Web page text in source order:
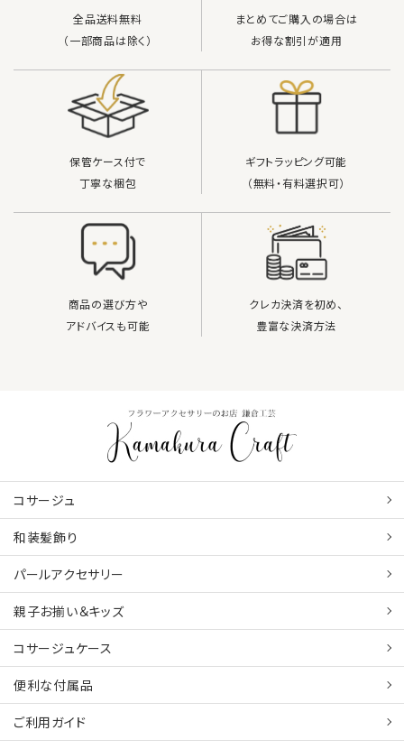
全品送料無料
（一部商品は除く）
まとめてご購入の場合は
お得な割引が適用
保管ケース付で
丁寧な梱包
ギフトラッピング可能
（無料・有料選択可）
商品の選び方や
アドバイスも可能
クレカ決済を初め、
豊富な決済方法
コサージュ
和装髪飾り
パールアクセサリー
親子お揃い＆キッズ
コサージュケース
便利な付属品
ご利用ガイド